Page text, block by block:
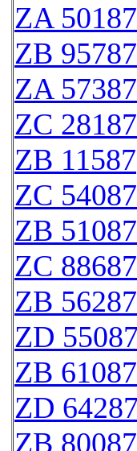
ZA 50187
ZB 95787
ZA 57387
ZC 28187
ZB 11587
ZC 54087
ZB 51087
ZC 88687
ZB 56287
ZD
ZB 61087
ZD
ZB 80087